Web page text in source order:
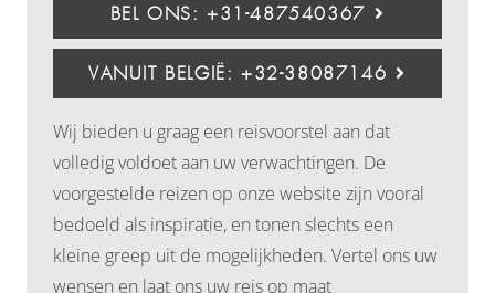
BEL ONS: +31-487540367
VANUIT BELGIË: +32-38087146
Wij bieden u graag een reisvoorstel aan dat
volledig voldoet aan uw verwachtingen. De
voorgestelde reizen op onze website zijn vooral
bedoeld als inspiratie, en tonen slechts een
kleine greep uit de mogelijkheden. Vertel ons uw
wensen en laat ons uw reis op maat